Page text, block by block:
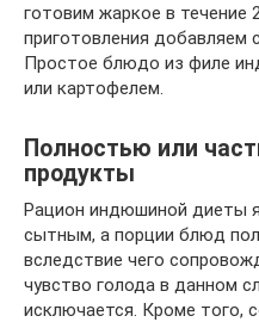
готовим жаркое в течение
приготовления добавляем
Простое блюдо из филе
или картофелем.
Полностью или
продукты
Рацион индюшиной диеты
сытным, а порции блюд
вследствие чего
чувство голода в данном
исключается. Кроме того,